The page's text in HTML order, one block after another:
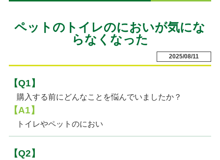
ペットのトイレのにおいが気にな
らなくなった
2025/08/11
【Q1】
購入する前にどんなことを悩んでいましたか？
【A1】
トイレやペットのにおい
【Q2】